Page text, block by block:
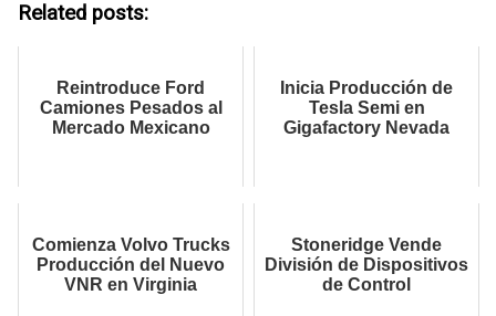
Related posts:
Reintroduce Ford
Camiones Pesados al
Mercado Mexicano
Inicia Producción de
Tesla Semi en
Gigafactory Nevada
Comienza Volvo Trucks
Producción del Nuevo
VNR en Virginia
Stoneridge Vende
División de Dispositivos
de Control